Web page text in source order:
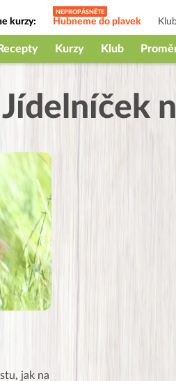
kurzy: Hubneme do plavek
babičky
Recepty Kurzy Klub
Jídelníček
jak na